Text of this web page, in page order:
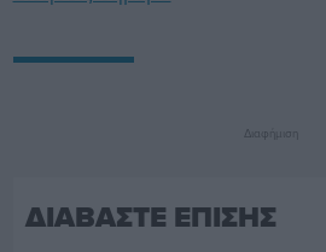
Διαφήμιση
ΔΙΑΒΑΣΤΕ ΕΠΙΣΗΣ